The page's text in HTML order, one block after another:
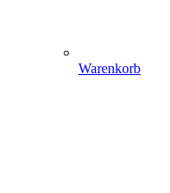
Warenkorb